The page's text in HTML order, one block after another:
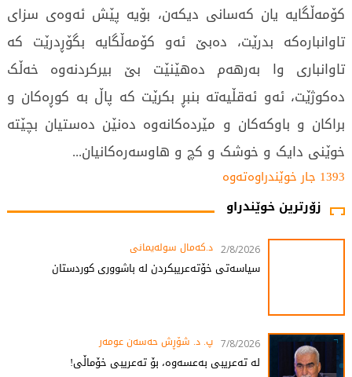
کۆمەڵگایە یان کەسانی دیکەن، بۆیە پێش ئەوەی سزای
تاوانبارەکە بدرێت، دەبێ ئەو کۆمەڵگایە بگۆڕدرێت کە
تاوانباری وا بەرهەم دەهێنێت بێ بیرکردنەوە خەڵک
دەکوژێت، ئەو ئەقڵیەتە بنبڕ بکرێت کە پاڵ بە کوڕەکان و
براکان و باوکەکان و مێردەکانەوە دەنێن دەستیان بچێتە
خوێنی دایک و خوشک و کچ و هاوسەرەکانیان...
1393 جار خوێندراوەتەوە
زۆرترین خوێندراو
2/8/2026 د.کەمال سولەیمانی
سیاسەتی خۆتەعریبکردن لە باشووری کوردستان
7/8/2026 پ. د. شۆڕش حەسەن عومەر
لە تەعریبی بەعسەوە، بۆ تەعریبی خۆماڵی!